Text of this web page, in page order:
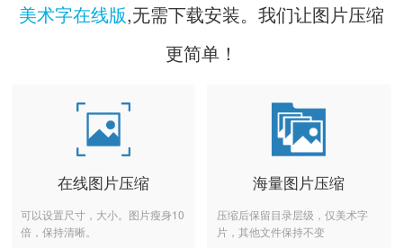
美术字在线版,无需下载安装。我们让图片压缩
更简单！
在线图片压缩
可以设置尺寸，大小。图片瘦身10
倍，保持清晰。
海量图片压缩
压缩后保留目录层级，仅美术字
片，其他文件保持不变